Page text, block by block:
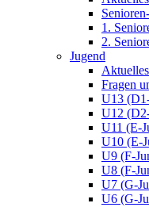
1.
2.
Jugend
Aktuelles
Fragen
U13
U12
U11 (E-
U10 (E-
U9 (F-
U8 (F-
U7 (G-
U6 (G-